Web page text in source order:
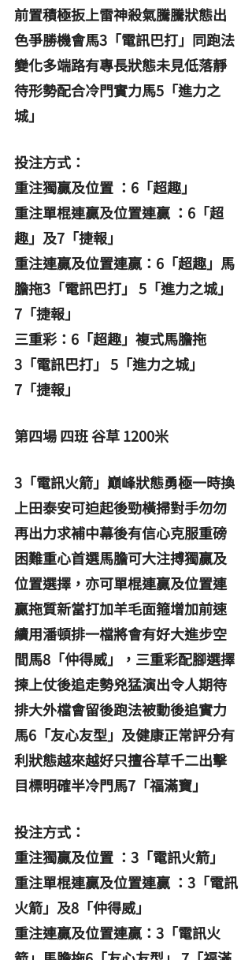
前置積極扳上雷神殺氣騰騰狀態出
色爭勝機會馬3「電訊巴打」同跑法
變化多端路有專長狀態未見低落靜
待形勢配合冷門實力馬5「進力之
城」
投注方式：
重注獨贏及位置 ：6「超趣」
重注單棍連贏及位置連贏 ：6「超
趣」及7「捷報」
重注連贏及位置連贏：6「超趣」馬
膽拖3「電訊巴打」 5「進力之城」
7「捷報」
三重彩：6「超趣」複式馬膽拖
3「電訊巴打」 5「進力之城」
7「捷報」
第四場 四班 谷草 1200米
3「電訊火箭」巔峰狀態勇極一時換
上田泰安可迫起後勁橫掃對手勿勿
再出力求補中幕後有信心克服重磅
困難重心首選馬膽可大注搏獨贏及
位置選擇，亦可單棍連贏及位置連
贏拖質新當打加羊毛面箍增加前速
續用潘頓排一檔將會有好大進步空
間馬8「仲得威」，三重彩配腳選擇
揀上仗後追走勢兇猛演出令人期待
排大外檔會留後跑法被動後追實力
馬6「友心友型」及健康正常評分有
利狀態越來越好只擅谷草千二出擊
目標明確半冷門馬7「福滿寶」
投注方式：
重注獨贏及位置 ：3「電訊火箭」
重注單棍連贏及位置連贏 ：3「電訊
火箭」及8「仲得威」
重注連贏及位置連贏：3「電訊火